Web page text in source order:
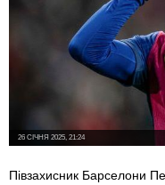
26 СІЧНЯ 2025, 21:24
Півзахисник Барселони